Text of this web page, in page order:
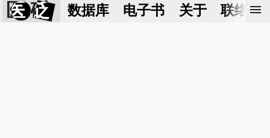
医 砭 数据库 电子书 关于 联络我
menu